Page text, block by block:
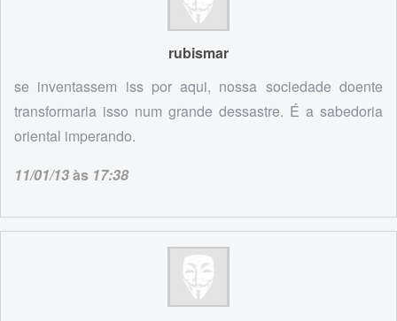
rubismar
se inventassem iss por aqui, nossa sociedade doente
transformaria isso num grande dessastre. É a sabedoria
oriental imperando.
11/01/13às 17:38